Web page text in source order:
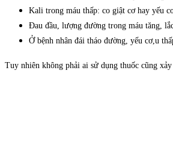
Kali trong máu thấp: co giật cơ hay yếu
Đau đầu, lượng đường trong máu tăng,
Ở bệnh nhân đái tháo đường, yếu cơ,u
Tuy nhiên không phải ai sử dụng thuốc cũng